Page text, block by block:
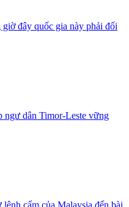
đây quốc gia này phải đối
dân Timor-Leste vững
cấm của Malaysia đến bài